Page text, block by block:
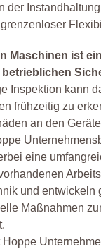
der
Maschinen ist
Inspektion kann
frühzeitig zu
an den
eine
und entwickeln
Maßnahmen
Hoppe